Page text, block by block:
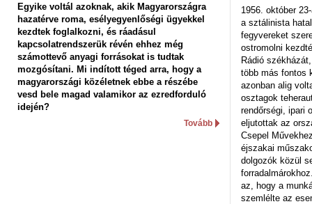
Egyike voltál azoknak, akik Magyarországra
hazatérve roma, esélyegyenlőségi ügyekkel
kezdtek foglalkozni, és ráadásul
kapcsolatrendszerük révén ehhez még
számottevő anyagi forrásokat is tudtak
mozgósítani. Mi indított téged arra, hogy a
magyarországi közéletnek ebbe a részébe
vesd bele magad valamikor az ezredforduló
idején?
Tovább
1956. október
a sztálinista
fegyvereket
ostromolni
Rádió
több más fontos
azonban alig
osztagok
rendőrségi, ipari
eljutottak az
Csepel
éjszakai
dolgozók közül
az, hogy a
szemlélte az